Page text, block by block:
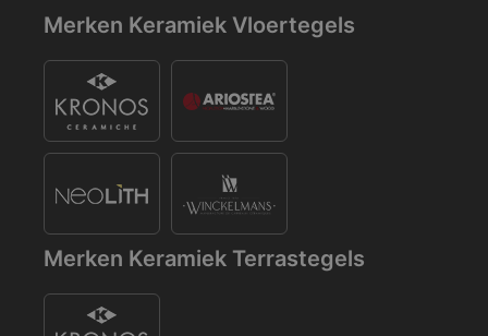
Merken Keramiek Vloertegels
Merken Keramiek Terrastegels